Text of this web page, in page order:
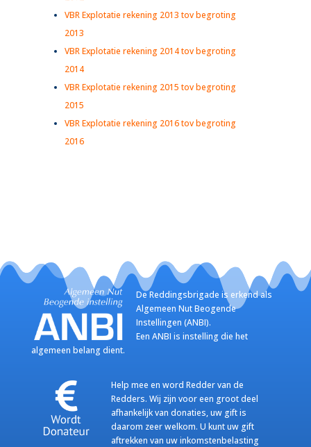
VBR Explotatie rekening 2013 tov begroting
2013
VBR Explotatie rekening 2014 tov begroting
2014
VBR Explotatie rekening 2015 tov begroting
2015
VBR Explotatie rekening 2016 tov begroting
2016
De Reddingsbrigade is erkend als
Algemeen Nut Beogende
Instellingen (ANBI).
Een ANBI is instelling die het
algemeen belang dient.
Help mee en word Redder van de
Redders. Wij zijn voor een groot deel
afhankelijk van donaties, uw gift is
daarom zeer welkom. U kunt uw gift
aftrekken van uw inkomstenbelasting